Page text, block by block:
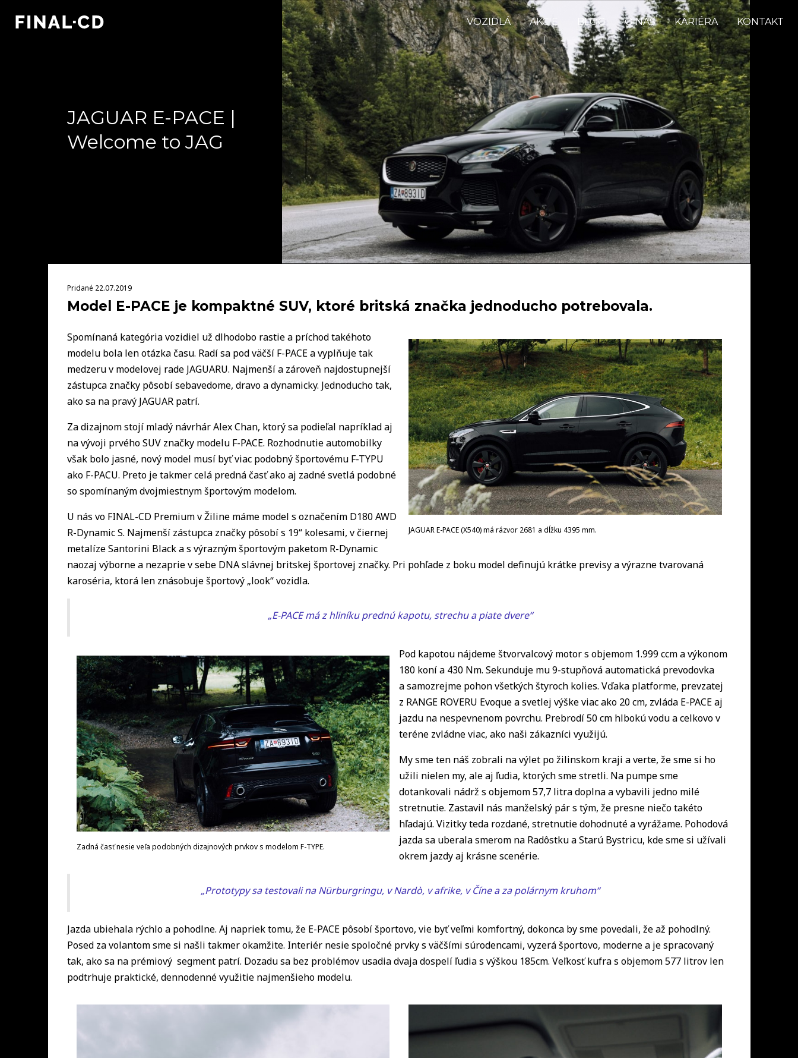
VOZIDLÁ AKCIE BLOG O NÁS KARIÉRA KONTAKT
JAGUAR E-PACE |
Welcome to JAG
Pridané 22.07.2019
Model E-PACE je kompaktné SUV, ktoré britská značka jednoducho potrebovala.
JAGUAR E-PACE (X540) má rázvor 2681 a dĺžku 4395 mm.
Spomínaná kategória vozidiel už dlhodobo rastie a príchod takéhoto
modelu bola len otázka času. Radí sa pod väčší F-PACE a vyplňuje tak
medzeru v modelovej rade JAGUARU. Najmenší a zároveň najdostupnejší
zástupca značky pôsobí sebavedome, dravo a dynamicky. Jednoducho tak,
ako sa na pravý JAGUAR patrí.
Za dizajnom stojí mladý návrhár Alex Chan, ktorý sa podieľal napríklad aj
na vývoji prvého SUV značky modelu F-PACE. Rozhodnutie automobilky
však bolo jasné, nový model musí byť viac podobný športovému F-TYPU
ako F-PACU. Preto je takmer celá predná časť ako aj zadné svetlá podobné
so spomínaným dvojmiestnym športovým modelom.
U nás vo FINAL-CD Premium v Žiline máme model s označením D180 AWD
R-Dynamic S. Najmenší zástupca značky pôsobí s 19“ kolesami, v čiernej
metalíze Santorini Black a s výrazným športovým paketom R-Dynamic
naozaj výborne a nezaprie v sebe DNA slávnej britskej športovej značky. Pri pohľade z boku model definujú krátke previsy a výrazne tvarovaná
karoséria, ktorá len znásobuje športový „look“ vozidla.
„E-PACE má z hliníku prednú kapotu, strechu a piate dvere“
Zadná časť nesie veľa podobných dizajnových prvkov s modelom F-TYPE.
Pod kapotou nájdeme štvorvalcový motor s objemom 1.999 ccm a výkonom
180 koní a 430 Nm. Sekunduje mu 9-stupňová automatická prevodovka
a samozrejme pohon všetkých štyroch kolies. Vďaka platforme, prevzatej
z RANGE ROVERU Evoque a svetlej výške viac ako 20 cm, zvláda E-PACE aj
jazdu na nespevnenom povrchu. Prebrodí 50 cm hlbokú vodu a celkovo v
teréne zvládne viac, ako naši zákazníci využijú.
My sme ten náš zobrali na výlet po žilinskom kraji a verte, že sme si ho
užili nielen my, ale aj ľudia, ktorých sme stretli. Na pumpe sme
dotankovali nádrž s objemom 57,7 litra doplna a vybavili jedno milé
stretnutie. Zastavil nás manželský pár s tým, že presne niečo takéto
hľadajú. Vizitky teda rozdané, stretnutie dohodnuté a vyrážame. Pohodová
jazda sa uberala smerom na Radôstku a Starú Bystricu, kde sme si užívali
okrem jazdy aj krásne scenérie.
„Prototypy sa testovali na Nürburgringu, v Nardò, v afrike, v Číne a za polárnym kruhom“
Jazda ubiehala rýchlo a pohodlne. Aj napriek tomu, že E-PACE pôsobí športovo, vie byť veľmi komfortný, dokonca by sme povedali, že až pohodlný.
Posed za volantom sme si našli takmer okamžite. Interiér nesie spoločné prvky s väčšími súrodencami, vyzerá športovo, moderne a je spracovaný
tak, ako sa na prémiový segment patrí. Dozadu sa bez problémov usadia dvaja dospelí ľudia s výškou 185cm. Veľkosť kufra s objemom 577 litrov len
podtrhuje praktické, dennodenné využitie najmenšieho modelu.